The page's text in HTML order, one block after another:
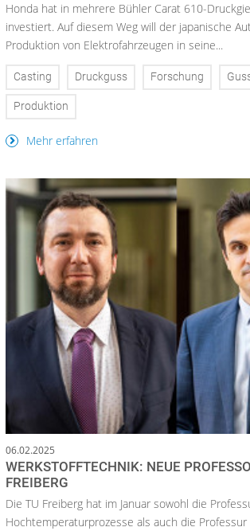
Honda hat in mehrere Bühler Carat 610-
investiert. Auf diesem Weg will der japanische
Produktion von Elektrofahrzeugen in seine...
Casting Druckguss Forschung
Produktion
Mehr erfahren
06.02.2025
WERKSTOFFTECHNIK: NEUE
FREIBERG
Die TU Freiberg hat im Januar sowohl die
Hochtemperaturprozesse als auch die